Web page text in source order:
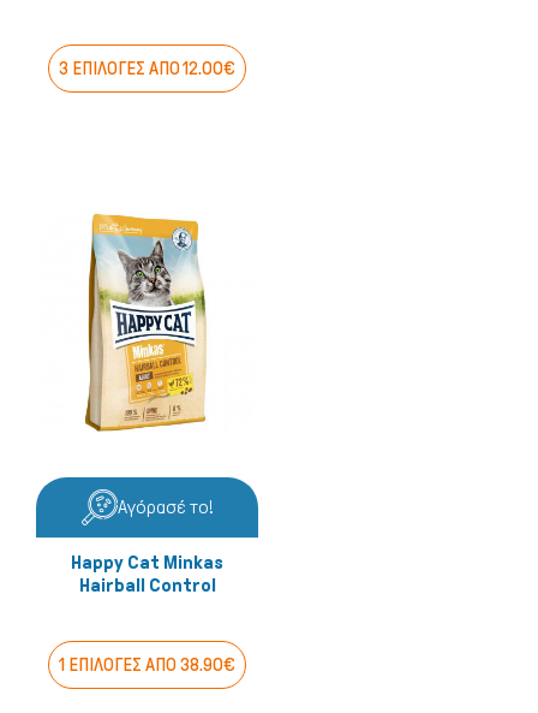
3 ΕΠΙΛΟΓΕΣ ΑΠΟ 12.00€
Αγόρασέ το!
Happy Cat Minkas
Hairball Control
1 ΕΠΙΛΟΓΕΣ ΑΠΟ 38.90€